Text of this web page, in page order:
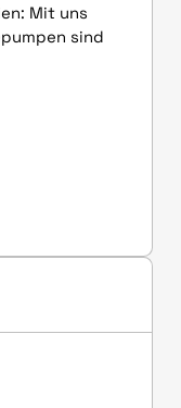
Mit uns
sind